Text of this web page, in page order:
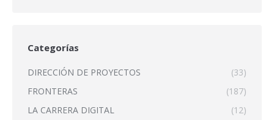
Categorías
DIRECCIÓN DE PROYECTOS
(33)
FRONTERAS
(187)
LA CARRERA DIGITAL
(12)